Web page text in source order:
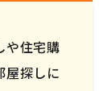
や住宅購
屋探しに